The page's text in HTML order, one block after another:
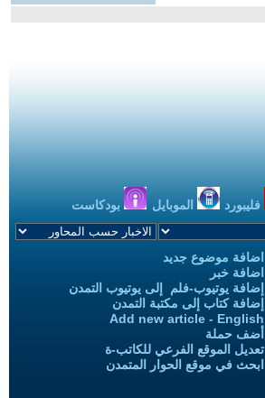
فليبورد الموبايل بودكاست
اضافة موضوع جديد
اضافة خبر
إضافة يوتيوب-فلم إلى يوتيوب التمدن
إضافة كتاب إلى مكتبة التمدن
Add new article - English
أضف حملة
تعديل الموقع الفرعي للكاتب-ة
ابحث في موقع الحوار المتمدن